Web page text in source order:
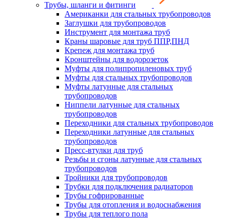
Трубы, шланги и фитинги
Американки для стальных трубопроводов
Заглушки для трубопроводов
Инструмент для монтажа труб
Краны шаровые для труб ППР,ПНД
Крепеж для монтажа труб
Кронштейны для водорозеток
Муфты для полипропиленовых труб
Муфты для стальных трубопроводов
Муфты латунные для стальных
трубопроводов
Ниппели латунные для стальных
трубопроводов
Переходники для стальных трубопроводов
Переходники латунные для стальных
трубопроводов
Пресс-втулки для труб
Резьбы и сгоны латунные для стальных
трубопроводов
Тройники для трубопроводов
Трубки для подключения радиаторов
Трубы гофрированные
Трубы для отопления и водоснабжения
Трубы для теплого пола